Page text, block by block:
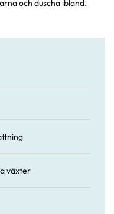
och duscha ibland.
växter